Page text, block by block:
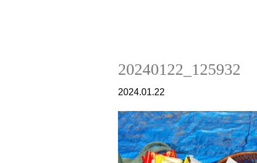
20240122_125932
2024.01.22